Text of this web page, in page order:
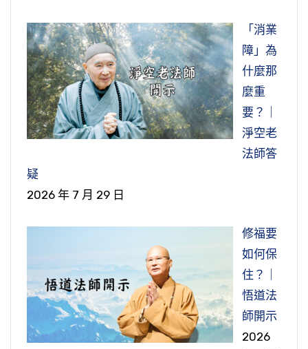
「消業
障」為
什麼那
麼重
要？｜
淨空老
法師答
疑
2026 年 7 月 29 日
修福要
如何保
住？｜
悟道法
師開示
2026